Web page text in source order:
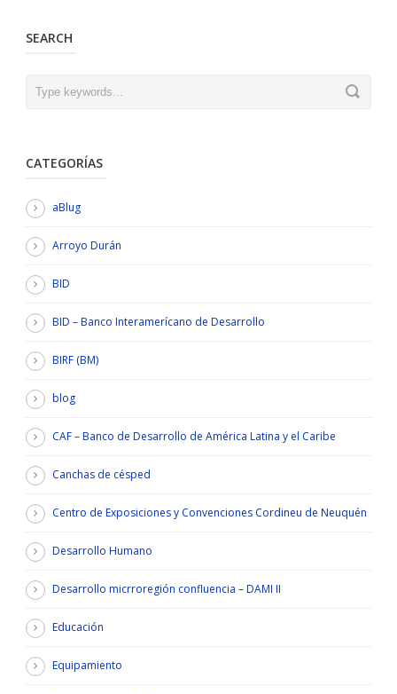
SEARCH
CATEGORÍAS
aBlug
Arroyo Durán
BID
BID – Banco Interamerícano de Desarrollo
BIRF (BM)
blog
CAF – Banco de Desarrollo de América Latina y el Caribe
Canchas de césped
Centro de Exposiciones y Convenciones Cordineu de Neuquén
Desarrollo Humano
Desarrollo micrroregión confluencia – DAMI II
Educación
Equipamiento